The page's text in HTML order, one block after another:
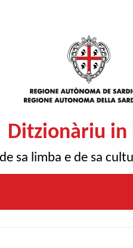
Ditzionàriu in
de sa limba e de sa